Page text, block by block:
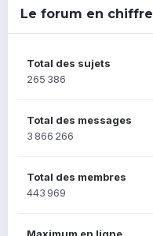
Le forum en chiffre
Total des sujets
265 386
Total des messages
3 866 266
Total des membres
443 969
Maximum en ligne